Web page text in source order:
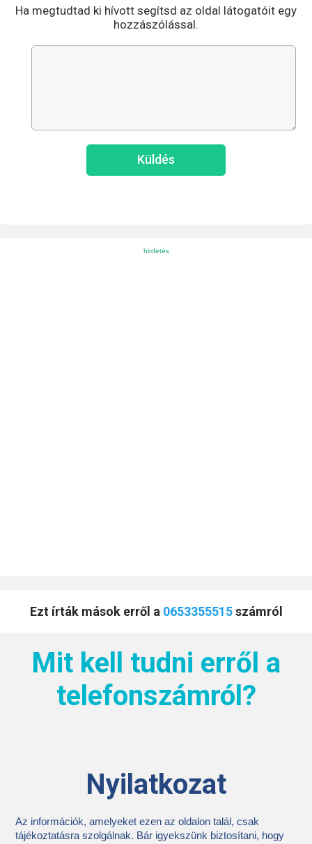
Ha megtudtad ki hívott segítsd az oldal látogatóit egy
hozzászólással.
Küldés
Ezt írták mások erről a 0653355515számról
Mit kell tudni erről a
telefonszámról?
Nyilatkozat
Az információk, amelyeket ezen az oldalon talál, csak
tájékoztatásra szolgálnak. Bár igyekszünk biztosítani, hogy